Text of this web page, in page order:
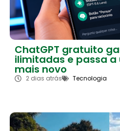
ChatGPT gratuito
ilimitadas e passa a
mais novo
2 dias atrás Tecnologia